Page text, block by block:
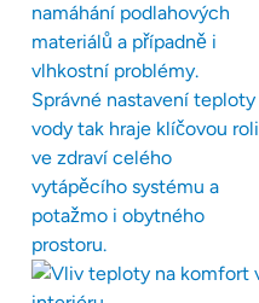
namáhání podlahových
materiálů a případně i
vlhkostní problémy.
Správné nastavení teploty
vody tak hraje klíčovou roli
ve zdraví celého
vytápěcího systému a
potažmo i obytného
prostoru.